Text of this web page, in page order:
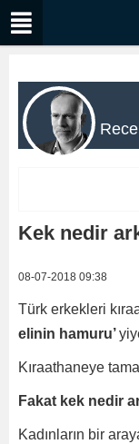
Kek nedir
08-07-2018 09:38
Türk erkekleri
elinin hamuru’
Kıraathaneye
Fakat kek nedir
Kadınların bir